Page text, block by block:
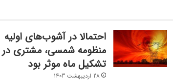
احتمالا در آشوب‌های اولیه
منظومه شمسی، مشتری در
تشکیل ماه موثر بود
28 اردیبهشت 1403
تلسکوپ جیمز وب، خطر برخورد سیارک ۲۰۲۴
YR۴ را بررسی می‌کند
کشف پرانرژی‌ترین «ذره شبح» در اعماق دریا